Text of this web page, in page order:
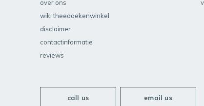
over ons
wiki theedoekenwinkel
disclaimer
contactinformatie
reviews
call us email us